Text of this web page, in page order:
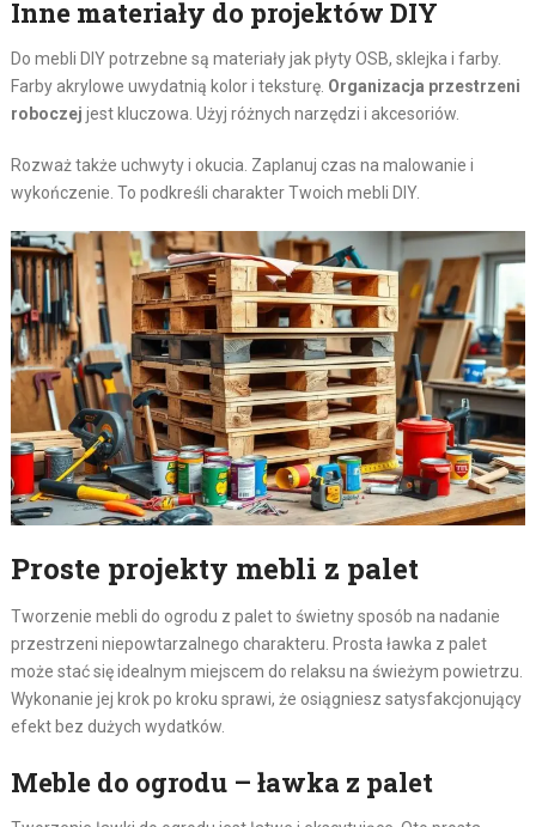
Inne materiały do projektów DIY
Do mebli DIY potrzebne są materiały jak płyty OSB, sklejka i farby.
Farby akrylowe uwydatnią kolor i teksturę. Organizacja przestrzeni
roboczej jest kluczowa. Użyj różnych narzędzi i akcesoriów.
Rozważ także uchwyty i okucia. Zaplanuj czas na malowanie i
wykończenie. To podkreśli charakter Twoich mebli DIY.
Proste projekty mebli z palet
Tworzenie mebli do ogrodu z palet to świetny sposób na nadanie
przestrzeni niepowtarzalnego charakteru. Prosta ławka z palet
może stać się idealnym miejscem do relaksu na świeżym powietrzu.
Wykonanie jej krok po kroku sprawi, że osiągniesz satysfakcjonujący
efekt bez dużych wydatków.
Meble do ogrodu – ławka z palet